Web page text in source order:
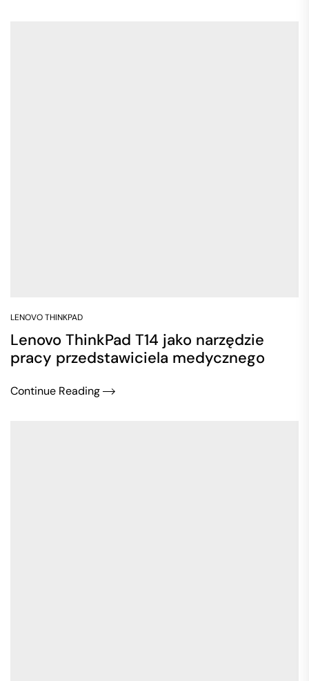
LENOVO THINKPAD
Lenovo ThinkPad T14 jako narzędzie
pracy przedstawiciela medycznego
Continue Reading